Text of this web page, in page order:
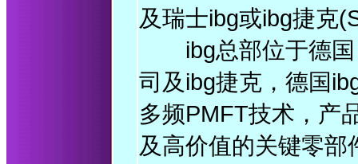
及瑞士ibg或ibg捷克
ibg总部位于德国
司及ibg捷克，德国
多频PMFT技术，产
及高价值的关键零